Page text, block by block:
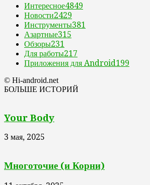
Интересное4849
Новости2429
Инструменты381
Азартные315
Обзоры231
Для работы217
Приложения для Android199
© Hi-android.net
БОЛЬШЕ ИСТОРИЙ
Your Body
3 мая, 2025
Многоточие (и Корни)